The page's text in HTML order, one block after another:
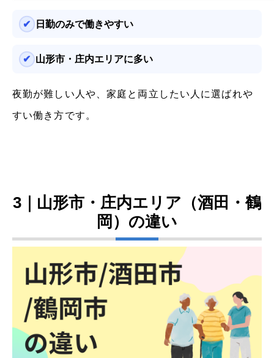
日勤のみで働きやすい
山形市・庄内エリアに多い
夜勤が難しい人や、家庭と両立したい人に選ばれや
すい働き方です。
3｜山形市・庄内エリア（酒田・鶴
岡）の違い